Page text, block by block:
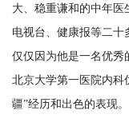
大、稳重谦和的中年医
电视台、健康报等二十
仅仅因为他是一名优秀
北京大学第一医院内科
疆”经历和出色的表现。